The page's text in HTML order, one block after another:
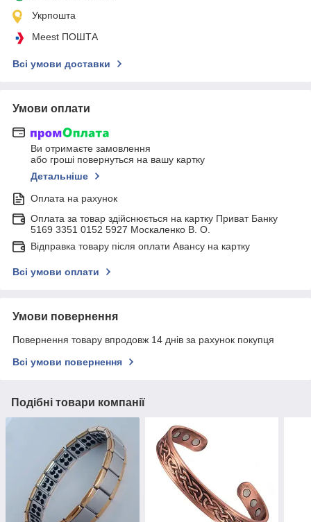
Укрпошта
Meest ПОШТА
Всі умови доставки
Умови оплати
Ви отримаєте замовлення
або гроші повернуться на вашу картку
Детальніше
Оплата на рахунок
Оплата за товар здійснюється на картку Приват Банку
5169 3351 0152 5927 Москаленко В. О.
Відправка товару після оплати Авансу на картку
Всі умови оплати
Умови повернення
Повернення товару впродовж 14 днів за рахунок покупця
Всі умови повернення
Подібні товари компанії